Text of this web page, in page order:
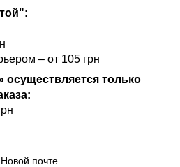
– от 105 грн
осуществляется только
почте